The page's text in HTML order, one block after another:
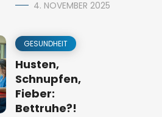
4. NOVEMBER 2025
GESUNDHEIT
Husten,
Schnupfen,
Fieber:
Bettruhe?!